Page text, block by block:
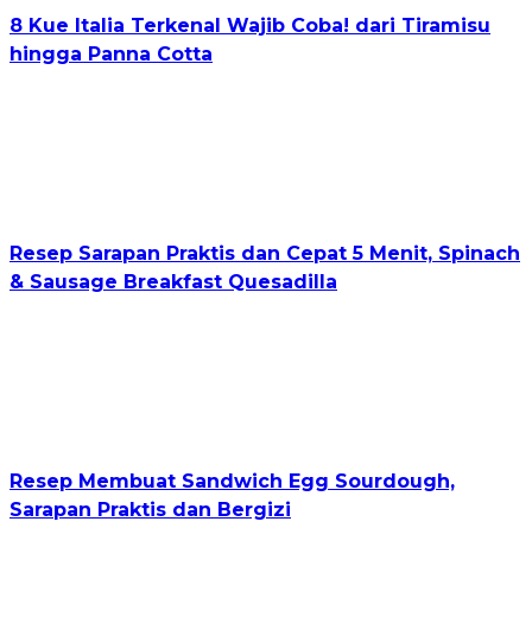
8 Kue Italia Terkenal Wajib Coba! dari Tiramisu
hingga Panna Cotta
Resep Sarapan Praktis dan Cepat 5 Menit, Spinach
& Sausage Breakfast Quesadilla
Resep Membuat Sandwich Egg Sourdough,
Sarapan Praktis dan Bergizi